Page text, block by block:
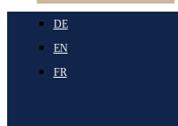
DE
EN
FR